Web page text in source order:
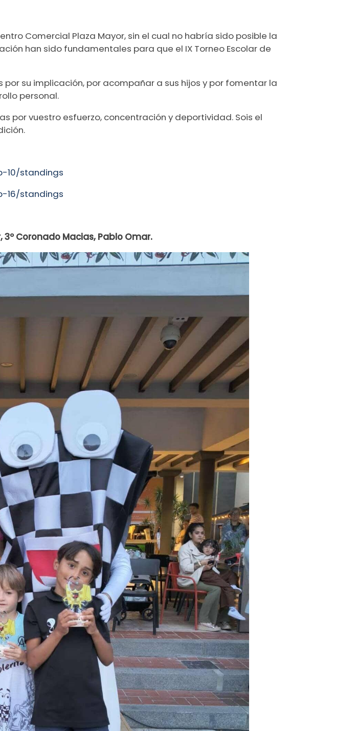
Comercial Plaza Mayor, sin el cual no habría sido posible la
han sido fundamentales para que el IX Torneo Escolar de
su implicación, por acompañar a sus hijos y por fomentar la
personal.
por vuestro esfuerzo, concentración y deportividad. Sois el
10/standings
16/standings
3º Coronado Macias, Pablo Omar.